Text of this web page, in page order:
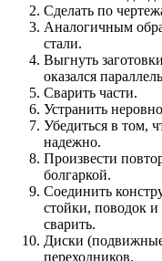
Сделать по
Аналогичным
стали.
Выгнуть
оказался
Сварить части.
Устранить
Убедиться в том,
надежно.
Произвести
болгаркой.
Соединить
стойки, поводок
сварить.
Диски
переходников.